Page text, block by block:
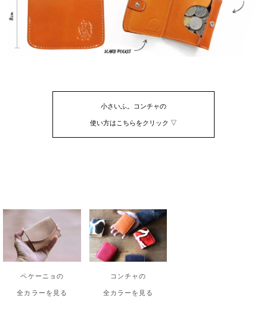
小さいふ。コンチャの
使い方はこちらをクリック ▽
ペケーニョの
全カラーを見る
コンチャの
全カラーを見る